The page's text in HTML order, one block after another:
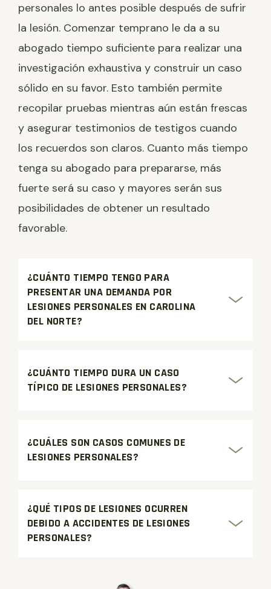
personales lo antes posible después de sufrir
la lesión. Comenzar temprano le da a su
abogado tiempo suficiente para realizar una
investigación exhaustiva y construir un caso
sólido en su favor. Esto también permite
recopilar pruebas mientras aún están frescas
y asegurar testimonios de testigos cuando
los recuerdos son claros. Cuanto más tiempo
tenga su abogado para prepararse, más
fuerte será su caso y mayores serán sus
posibilidades de obtener un resultado
favorable.
¿CUÁNTO TIEMPO TENGO PARA
PRESENTAR UNA DEMANDA POR
LESIONES PERSONALES EN CAROLINA
DEL NORTE?
¿CUÁNTO TIEMPO DURA UN CASO
TÍPICO DE LESIONES PERSONALES?
¿CUÁLES SON CASOS COMUNES DE
LESIONES PERSONALES?
¿QUÉ TIPOS DE LESIONES OCURREN
DEBIDO A ACCIDENTES DE LESIONES
PERSONALES?